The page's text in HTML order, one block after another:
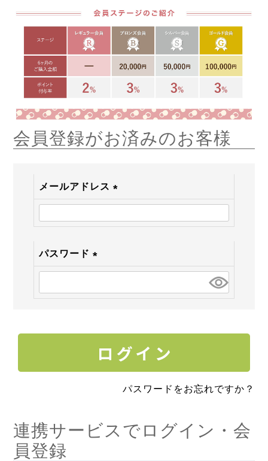
会員登録がお済みのお客様
メールアドレス
(必
須)
パスワード
(必
パスワードをお忘れですか？
連携サービスでログイン・会
員登録